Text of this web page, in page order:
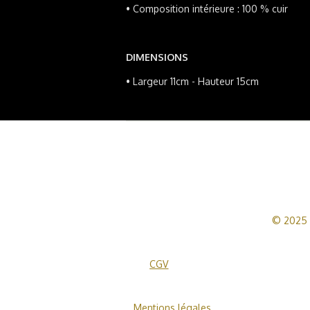
• Composition intérieure : 100 % cuir
DIMENSIONS
• Largeur 11cm - Hauteur 15cm
© 2025
CGV
Mentions légales